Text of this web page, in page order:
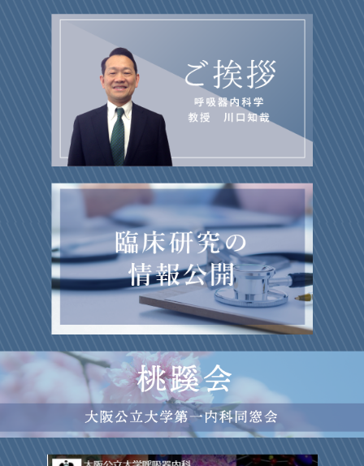
形態によって異なる症状が現れることが明らかに―」当科大学
2026年1月23日、24日に神戸ポートピアホテル、MEDDEC神
戸医療機器開発センターに於きまして、当科中井俊之Drが代
表世話人を務めます第17回呼吸器インターベンション実技セ
（https://www.jsre.org/modules/meeting/index.php?
content_id=12）が開催されます。奮ってご参加下さい。
2025年9月1日
お知らせ
2025年12月6日（土）大阪国際交流センターに於きまして、当
科川口教授が日本内科学会第250回近畿地方会の会長を務
2025年6月1日
お知らせ
令和7年度 桃蹊会（大阪公立大学第一内科同窓会）総会・講演
会を6月21日（土）に開催致します。
更新情報
教室の出来事・ニュース、OMU chest forumのページを更新
2025年11月1日
更新情報
お問い合わせのページを更新しました。
2025年10月1日
更新情報
OMU chest forumのページを更新しました。
更新情報
2025年9月1日
更新情報
主催学会のページを更新しました。